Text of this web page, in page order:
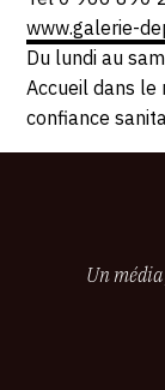
www.galerie-
Du lundi au
Accueil dans
confiance
Un